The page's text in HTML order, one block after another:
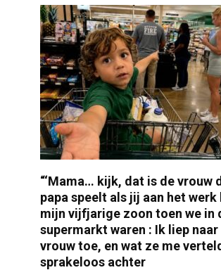
“‘Mama… kijk, dat is de vrouw
papa speelt als jij aan het werk
mijn vijfjarige zoon toen we in
supermarkt waren : Ik liep naar
vrouw toe, en wat ze me
sprakeloos achter